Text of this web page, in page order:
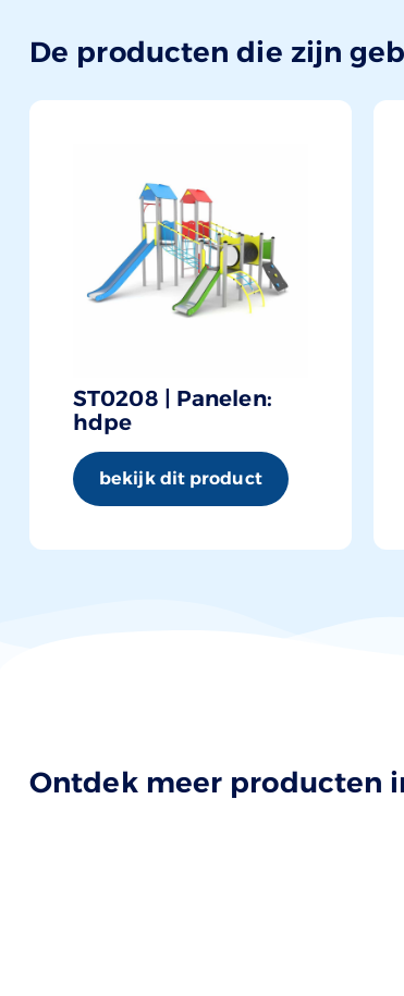
De producten die zijn
ST0208 | Panelen:
hdpe
bekijk dit product
Ontdek meer producten